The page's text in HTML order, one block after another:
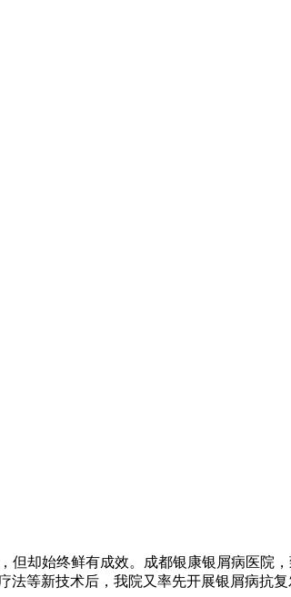
却始终鲜有成效。成都银康银屑病医院
法等新技术后，我院又率先开展银屑病